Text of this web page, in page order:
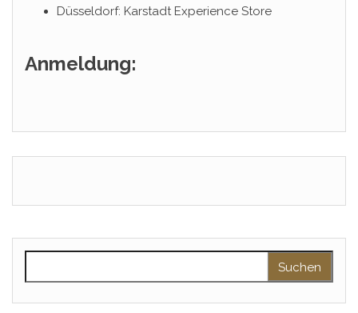
Düsseldorf: Karstadt Experience Store
Anmeldung: